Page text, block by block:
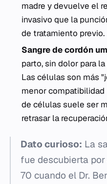
madre y devuelve el
invasivo que la
de tratamiento previo.
Sangre de cordón
parto, sin dolor para
Las células son más
menor
de células suele ser
retrasar la
Dato curioso: La
fue descubierta
70 cuando el Dr.